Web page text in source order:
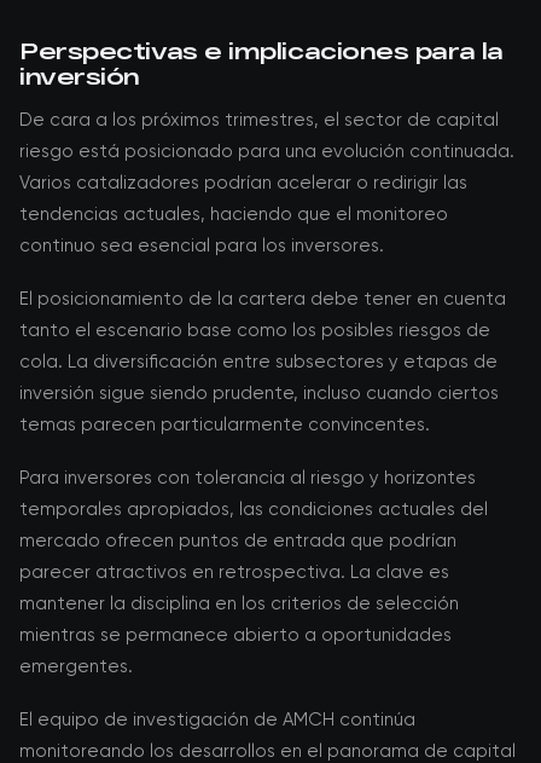
Perspectivas e implicaciones para la
inversión
De cara a los próximos trimestres, el sector de capital
riesgo está posicionado para una evolución continuada.
Varios catalizadores podrían acelerar o redirigir las
tendencias actuales, haciendo que el monitoreo
continuo sea esencial para los inversores.
El posicionamiento de la cartera debe tener en cuenta
tanto el escenario base como los posibles riesgos de
cola. La diversificación entre subsectores y etapas de
inversión sigue siendo prudente, incluso cuando ciertos
temas parecen particularmente convincentes.
Para inversores con tolerancia al riesgo y horizontes
temporales apropiados, las condiciones actuales del
mercado ofrecen puntos de entrada que podrían
parecer atractivos en retrospectiva. La clave es
mantener la disciplina en los criterios de selección
mientras se permanece abierto a oportunidades
emergentes.
El equipo de investigación de AMCH continúa
monitoreando los desarrollos en el panorama de capital